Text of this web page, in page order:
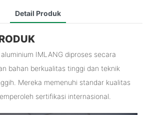
Detail Produk
IMLANG diproses secara
bahan berkualitas tinggi dan teknik
Mereka memenuhi standar kualitas
sertifikasi internasional.